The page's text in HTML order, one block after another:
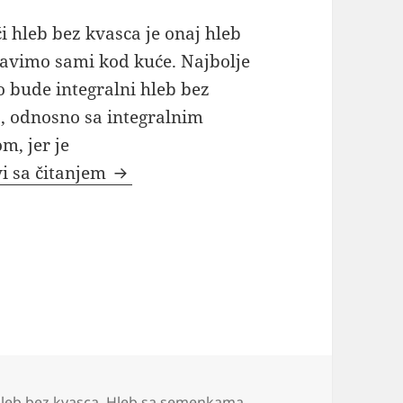
hleb bez kvasca je onaj hleb
sami kod kuće. Najbolje
bude integralni hleb bez
odnosno sa integralnim
jer je
sa čitanjem Domaći integralni hleb bez kvasca